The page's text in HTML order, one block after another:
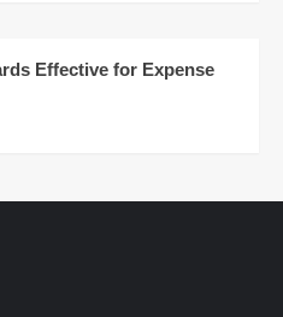
Effective for Expense